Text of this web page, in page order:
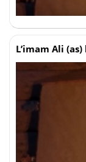
L’imam Ali